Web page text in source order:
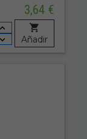
3,64 €
Añadir